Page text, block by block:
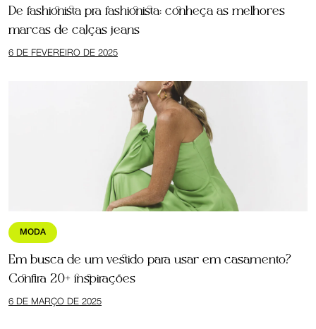
De fashionista pra fashionista: conheça as melhores
marcas de calças jeans
6 DE FEVEREIRO DE 2025
MODA
Em busca de um vestido para usar em casamento?
Confira 20+ inspirações
6 DE MARÇO DE 2025